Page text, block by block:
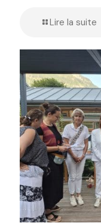
Lire la suite